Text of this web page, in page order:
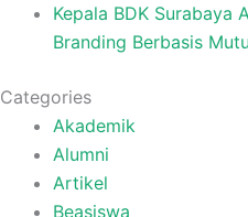
Kepala BDK Surabaya
Branding Berbasis
Categories
Akademik
Alumni
Artikel
Beasiswa